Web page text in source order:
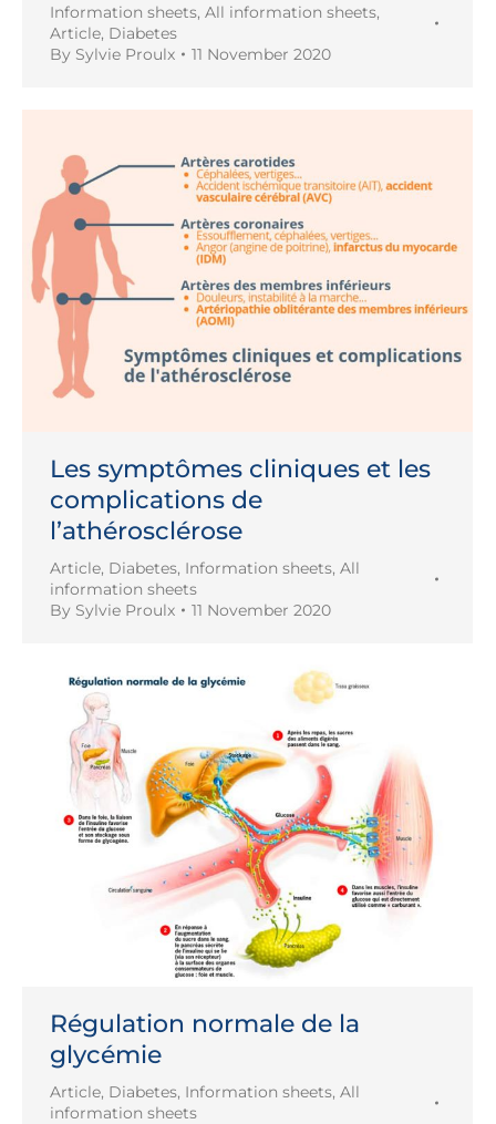
Information sheets, All information sheets,
Article, Diabetes
By Sylvie Proulx 11 November 2020
Les symptômes cliniques et les
complications de
l’athérosclérose
Article, Diabetes, Information sheets, All
information sheets
By Sylvie Proulx 11 November 2020
Régulation normale de la
glycémie
Article, Diabetes, Information sheets, All
information sheets